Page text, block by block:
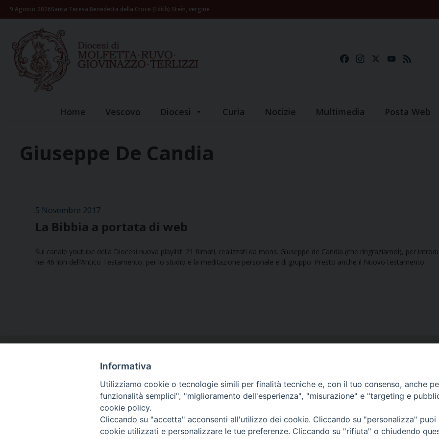
Skip9 Agosto 2026Santa Teresa Benedetta della Croce (Edith) Stein, vergine
FacebookInstagramYouTube
Home Vescovo Diocesi Curia Notizie Multimedia Posta Web
Giuseppe De Candia
5 Novembre 2017
La Bibbia a portata di web
Sul canale youtube della Diocesi nuova playlist: 21 filmati, realizzati da mons. Giuseppe de Candia (che ringraziamo!), per
nei 46 libri dell’Antico Testamento, per lo studio e la meditazione personale e di gruppo. Presto anche il Nuovo testamento
Piazza Giovene 4 – 70056 Molfetta (BA)
Piazza Giovene 4 – 70056 Molfetta (BA)
Informativa
Utilizziamo cookie o tecnologie simili per finalità tecniche e, con il tuo consenso, anche
funzionalità semplici", "miglioramento dell'esperienza", "misurazione" e "targeting e
cookie policy.
Cliccando su "accetta" acconsenti all'utilizzo dei cookie. Cliccando su "personalizza"
cookie utilizzati e personalizzare le tue preferenze. Cliccando su "rifiuta" o chiudendo